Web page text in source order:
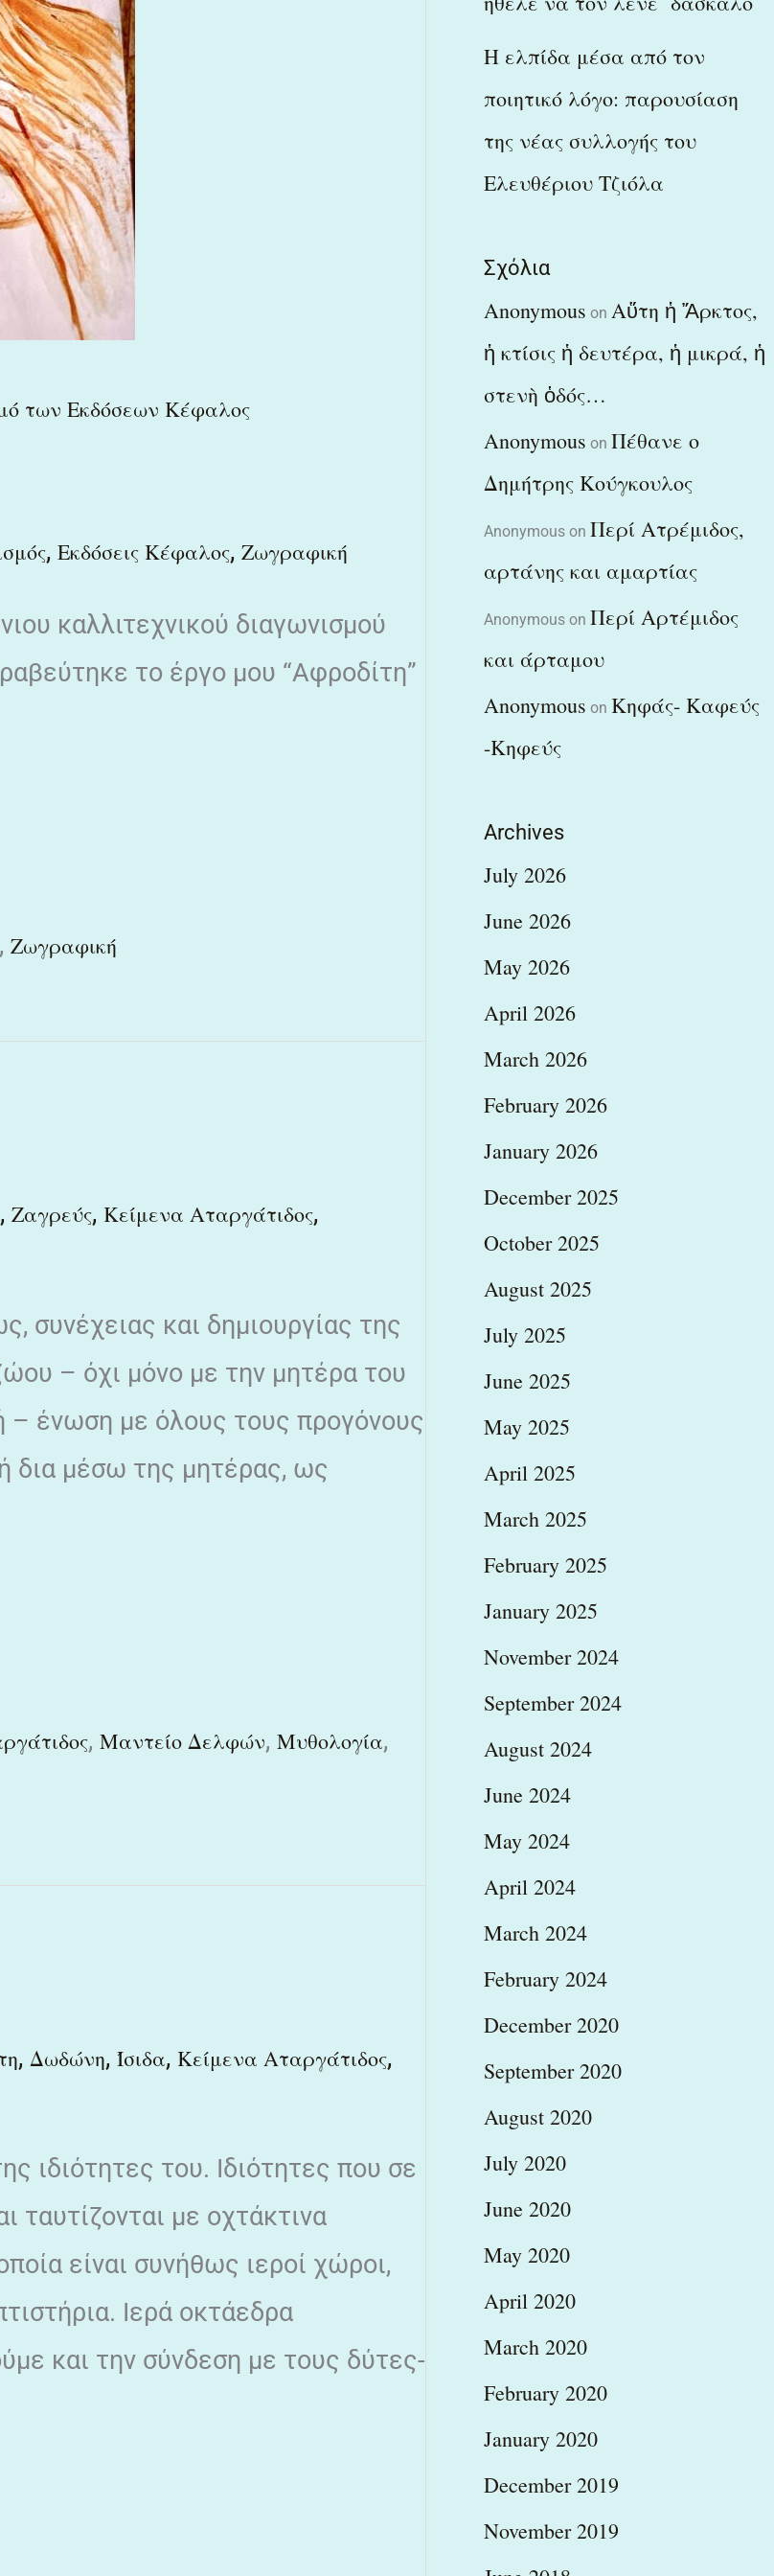
των Εκδόσεων Κέφαλος
, Εκδόσεις Κέφαλος, Ζωγραφική
καλλιτεχνικού διαγωνισμού
το έργο μου “Αφροδίτη”
, Ζωγραφική
, Ζαγρεύς, Κείμενα Αταργάτιδος,
συνέχειας και δημιουργίας της
– όχι μόνο με την μητέρα του
– ένωση με όλους τους προγόνους
δια μέσω της μητέρας, ως
, Μαντείο Δελφών, Μυθολογία,
, Δωδώνη, Ίσιδα, Κείμενα Αταργάτιδος,
ιδιότητες του. Ιδιότητες που σε
ταυτίζονται με οχτάκτινα
είναι συνήθως ιεροί χώροι,
Ιερά οκτάεδρα
και την σύνδεση με τους δύτες-
Η ελπίδα μέσα από τον
ποιητικό λόγο: παρουσίαση
της νέας συλλογής του
Ελευθέριου Τζιόλα
Σχόλια
Anonymous on Αὕτη ἡ Ἄρκτος,
ἡ κτίσις ἡ δευτέρα, ἡ μικρά, ἡ
στενὴ ὁδός…
Anonymous on Πέθανε ο
Δημήτρης Κούγκουλος
Anonymous on Περί Ατρέμιδος,
αρτάνης και αμαρτίας
Anonymous on Περί Αρτέμιδος
και άρταμου
Anonymous on Κηφάς- Καφεύς
-Κηφεύς
Archives
July 2026
June 2026
May 2026
April 2026
March 2026
February 2026
January 2026
December 2025
October 2025
August 2025
July 2025
June 2025
May 2025
April 2025
March 2025
February 2025
January 2025
November 2024
September 2024
August 2024
June 2024
May 2024
April 2024
March 2024
February 2024
December 2020
September 2020
August 2020
July 2020
June 2020
May 2020
April 2020
March 2020
February 2020
January 2020
December 2019
November 2019